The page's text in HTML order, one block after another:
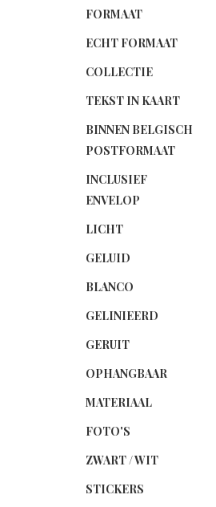
FORMAAT
ECHT FORMAAT
COLLECTIE
TEKST IN KAART
BINNEN BELGISCH
POSTFORMAAT
INCLUSIEF
ENVELOP
LICHT
GELUID
BLANCO
GELINIEERD
GERUIT
OPHANGBAAR
MATERIAAL
FOTO'S
ZWART / WIT
STICKERS